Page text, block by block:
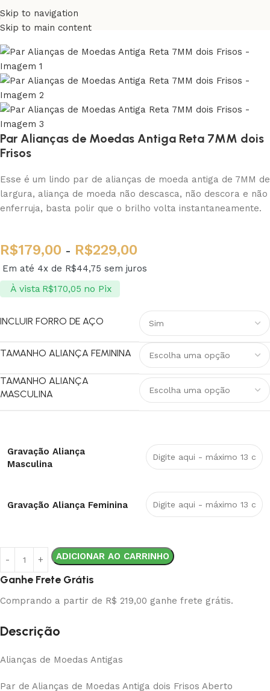
Skip to navigation
Skip to main content
Par Alianças de Moedas Antiga Reta 7MM dois
Frisos
Esse é um lindo par de alianças de moeda antiga de 7MM de
largura, aliança de moeda não descasca, não descora e não
enferruja, basta polir que o brilho volta instantaneamente.
R$179,00 - R$229,00
Em até 4x de R$44,75 sem juros
À vista R$170,05 no Pix
INCLUIR FORRO DE AÇO
TAMANHO ALIANÇA FEMININA
TAMANHO ALIANÇA
MASCULINA
Gravação Aliança
Masculina
Gravação Aliança Feminina
ADICIONAR AO CARRINHO
Ganhe Frete Grátis
Comprando a partir de R$ 219,00 ganhe frete grátis.
Descrição
Alianças de Moedas Antigas
Par de Alianças de Moedas Antiga dois Frisos Aberto